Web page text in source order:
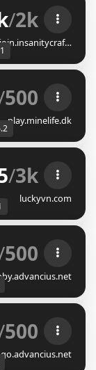
|| 1.8 - 26.1
Skyblock
/2k
join.insanitycraf…
26.2]
Prison
500
play.minelife.dk
VL
ꜱᴋʏʙʟᴏᴄᴋ ᴇʀᴀ
/3k
luckyvn.com
[1.8 - 26.2]
OUT NOW
500
[1.8 - 26.2]
OUT NOW
500
go.advancius.net